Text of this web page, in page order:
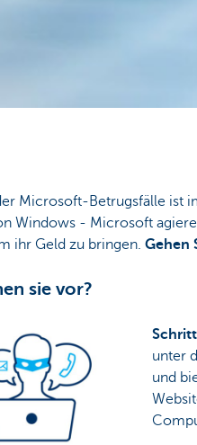
Microsoft-Betrugsfälle ist
Windows - Microsoft
ihr Geld zu bringen. Gehen
sie vor?
unter
und